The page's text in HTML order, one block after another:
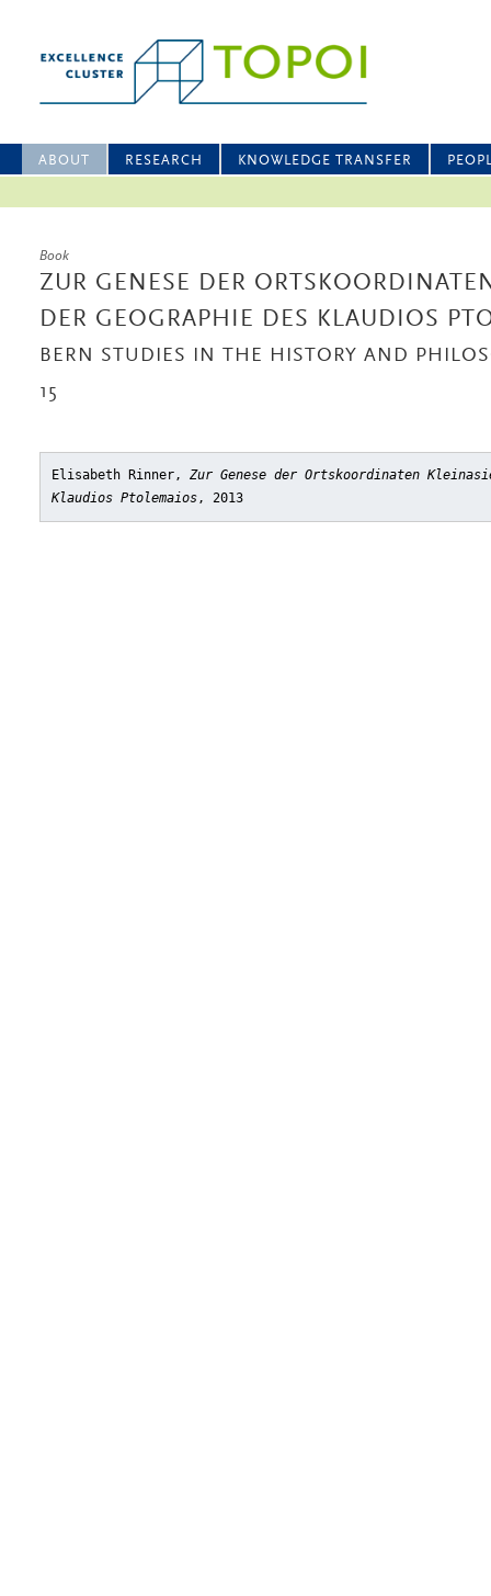
ABOUT RESEARCH KNOWLEDGE TRANSFER
Book
ZUR GENESE DER
DER GEOGRAPHIE DES KLAUDIOS
BERN STUDIES IN THE HISTORY AND
15
Elisabeth Rinner, Zur Genese der Ortskoordinaten
Klaudios Ptolemaios, 2013